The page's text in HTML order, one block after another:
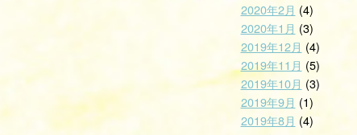
2020年2月 (4)
2020年1月 (3)
2019年12月 (4)
2019年11月 (5)
2019年10月 (3)
2019年9月 (1)
2019年8月 (4)